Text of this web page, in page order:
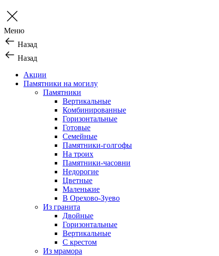
Меню
Назад
Назад
Акции
Памятники на могилу
Памятники
Вертикальные
Комбинированные
Горизонтальные
Готовые
Семейные
Памятники-голгофы
На троих
Памятники-часовни
Недорогие
Цветные
Маленькие
В Орехово-Зуево
Из гранита
Двойные
Горизонтальные
Вертикальные
С крестом
Из мрамора